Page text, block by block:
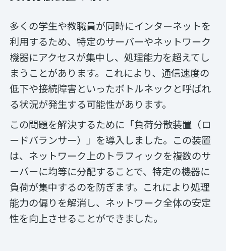
多くの学生や教職員が同時にインターネットを
利用するため、特定のサーバーやネットワーク
機器にアクセスが集中し、処理能力を超えてし
まうことがあります。これにより、通信速度の
低下や接続障害といったボトルネックと呼ばれ
る状況が発生する可能性があります。
この問題を解決するために「負荷分散装置（ロ
ードバランサー）」を導入しました。この装置
は、ネットワーク上のトラフィックを複数のサ
ーバーに均等に分配することで、特定の機器に
負荷が集中するのを防ぎます。これにより処理
能力の偏りを解消し、ネットワーク全体の安定
性を向上させることができました。